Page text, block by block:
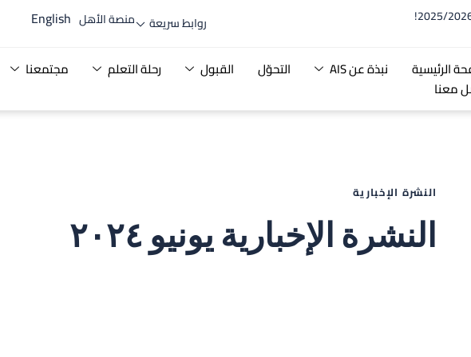
روابط سريعة منصة الأهل English
الرئيسية نبذة عن AIS التحوّل القبول رحلة التعلم
مجتمعنا
معنا
النشرة الإخبارية
النشرة الإخبارية يونيو ٢٠٢٤